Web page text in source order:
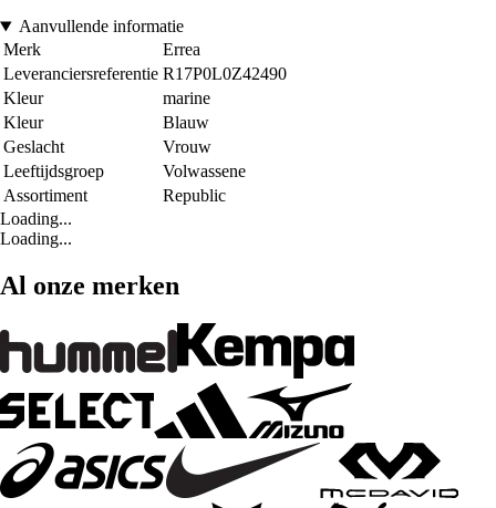
Aanvullende informatie
Merk
Errea
Leveranciersreferentie R17P0L0Z42490
Kleur
marine
Kleur
Blauw
Geslacht
Vrouw
Leeftijdsgroep
Volwassene
Assortiment
Republic
Loading...
Loading...
Al onze merken